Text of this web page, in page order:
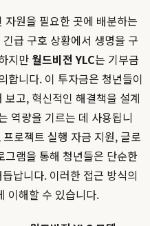
원을 필요한 곳에 배분하는
급 구호 상황에서 생명을 구
지만 월드비전 YLC는 기부금
합니다. 이 투자금은 청년들이
고, 혁신적인 해결책을 설계
역량을 기르는 데 사용됩니
로젝트 실행 자금 지원, 글로
램을 통해 청년들은 단순한
납니다. 이러한 접근 방식의
이해할 수 있습니다.